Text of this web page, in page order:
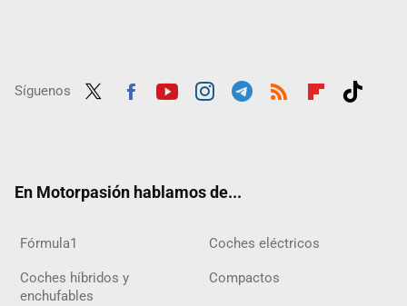
Síguenos
En Motorpasión hablamos de...
Fórmula1 Coches eléctricos
Coches híbridos y
enchufables
Compactos